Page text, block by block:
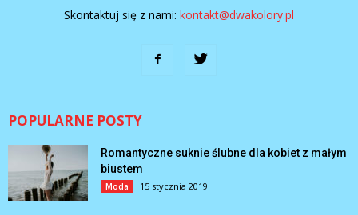
Skontaktuj się z nami: kontakt@dwakolory.pl
POPULARNE POSTY
Romantyczne suknie ślubne dla kobiet z małym
biustem
Moda 15 stycznia 2019